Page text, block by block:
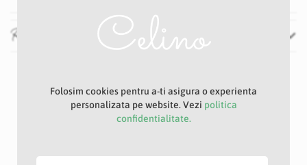
Recenzii
Folosim cookies pentru a-ti asigura o experienta
personalizata pe website. Vezi politica
confidentialitate.